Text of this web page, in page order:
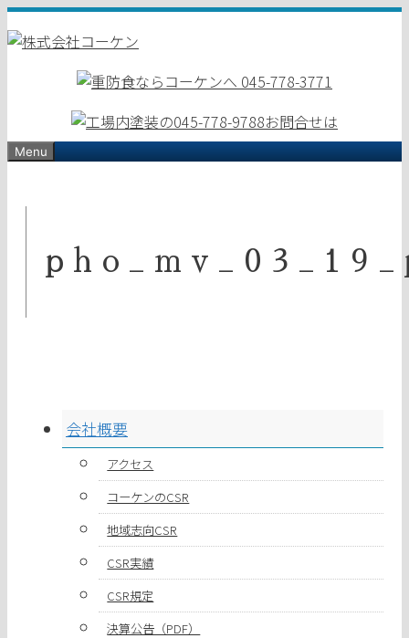
コ
ン
スMenu
会社概要
アクセス
コーケンのCSR
地域志向CSR
CSR実績
CSR規定
決算公告（PDF）